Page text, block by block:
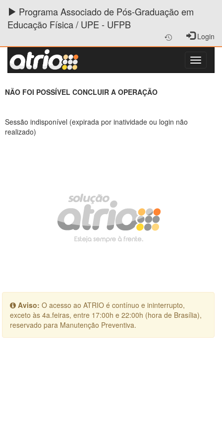
Programa Associado de Pós-Graduação em
Educação Física / UPE - UFPB
Login
NÃO FOI POSSÍVEL CONCLUIR A OPERAÇÃO
Sessão indisponível (expirada por inatividade ou login não
realizado)
Aviso: O acesso ao ATRIO é contínuo e ininterrupto,
exceto às 4a.feiras, entre 17:00h e 22:00h (hora de Brasília),
reservado para Manutenção Preventiva.